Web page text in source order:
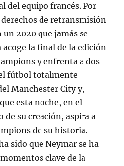
del equipo francés. Por
derechos de retransmisión
2020 que jamás se
la final de la edición
y enfrenta a dos
fútbol totalmente
Manchester City y,
esta noche, en el
de su creación, aspira a
de su historia.
sido que Neymar se ha
clave de la